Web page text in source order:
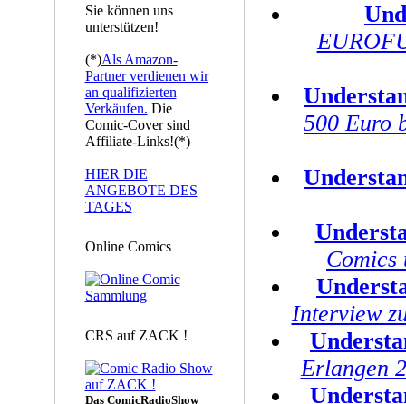
Sie können uns
unterstützen!
(*)Als Amazon-
Partner verdienen wir
an qualifizierten
Verkäufen. Die
Comic-Cover sind
Affiliate-Links!(*)
HIER DIE
ANGEBOTE DES
TAGES
Online Comics
CRS auf ZACK !
Das ComicRadioShow
500 Euro
Comics
Interview
Erlangen